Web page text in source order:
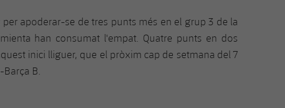
apoderar-se de tres punts més en el grup 3 de la
han consumat l'empat. Quatre punts en dos
inici lliguer, que el pròxim cap de setmana del 7
B.